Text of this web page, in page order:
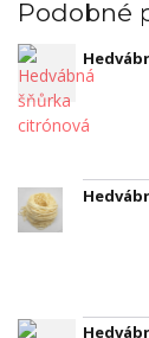
Podobné